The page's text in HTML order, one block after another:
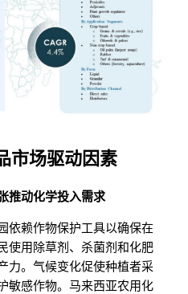
市场驱动因素
推动化学投入需求
依赖作物保护工具以确保在
使用除草剂、杀菌剂和化肥
力。气候变化促使种植者采
敏感作物。马来西亚农用化